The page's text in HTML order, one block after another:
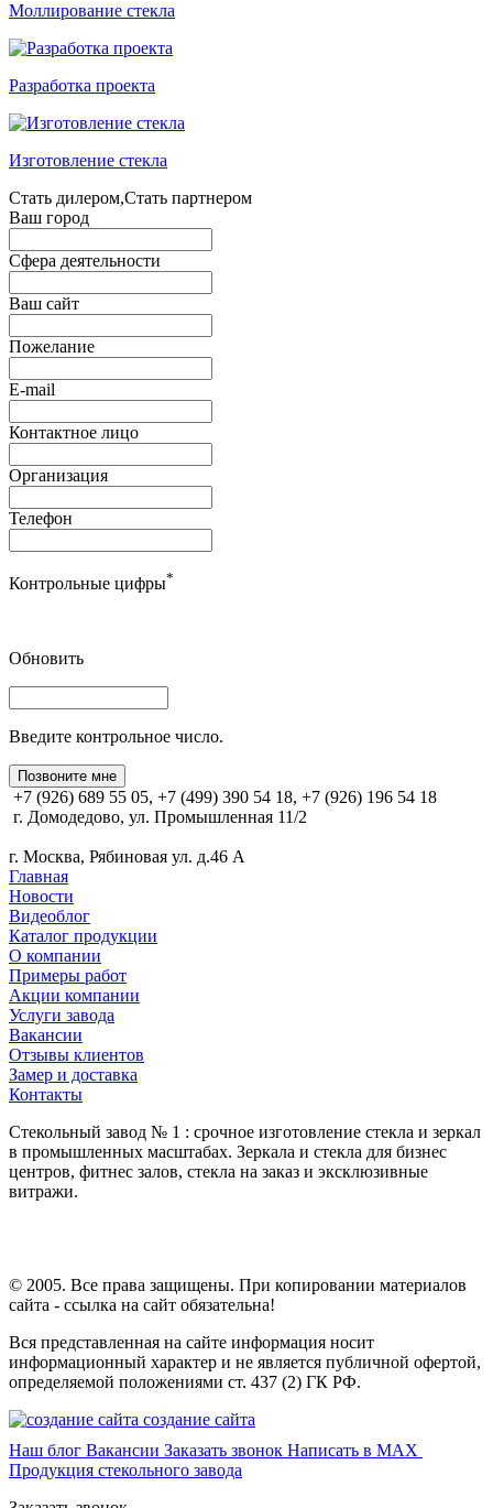
Моллирование стекла
Разработка проекта
Изготовление стекла
Стать дилером,Стать партнером
Ваш город
Сфера деятельности
Ваш сайт
Пожелание
E-mail
Контактное лицо
Организация
Телефон
Контрольные цифры*
Обновить
Введите контрольное число.
Позвоните мне
+7 (926) 689 55 05, +7 (499) 390 54 18, +7 (926) 196 54 18
г. Домодедово, ул. Промышленная 11/2
г. Москва, Рябиновая ул. д.46 А
Главная
Новости
Видеоблог
Каталог продукции
О компании
Примеры работ
Акции компании
Услуги завода
Вакансии
Отзывы клиентов
Замер и доставка
Контакты
Стекольный завод № 1 : срочное изготовление стекла и зеркал
в промышленных масштабах. Зеркала и стекла для бизнес
центров, фитнес залов, стекла на заказ и эксклюзивные
витражи.
© 2005. Все права защищены. При копировании материалов
сайта - ссылка на сайт обязательна!
Вся представленная на сайте информация носит
информационный характер и не является публичной офертой,
определяемой положениями ст. 437 (2) ГК РФ.
создание сайта
Наш блог Вакансии Заказать звонок Написать в MAX
Продукция стекольного завода